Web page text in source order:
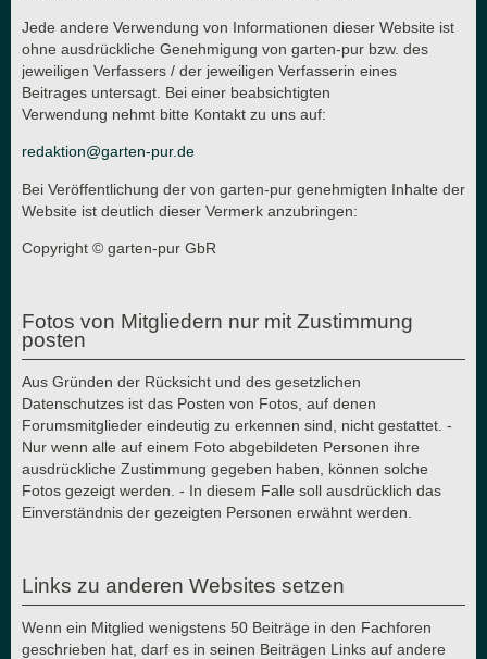
Jede andere Verwendung von Informationen dieser Website ist
ohne ausdrückliche Genehmigung von garten-pur bzw. des
jeweiligen Verfassers / der jeweiligen Verfasserin eines
Beitrages untersagt. Bei einer beabsichtigten
Verwendung nehmt bitte Kontakt zu uns auf:
redaktion@garten-pur.de
Bei Veröffentlichung der von garten-pur genehmigten Inhalte der
Website ist deutlich dieser Vermerk anzubringen:
Copyright © garten-pur GbR
Fotos von Mitgliedern nur mit Zustimmung
posten
Aus Gründen der Rücksicht und des gesetzlichen
Datenschutzes ist das Posten von Fotos, auf denen
Forumsmitglieder eindeutig zu erkennen sind, nicht gestattet. -
Nur wenn alle auf einem Foto abgebildeten Personen ihre
ausdrückliche Zustimmung gegeben haben, können solche
Fotos gezeigt werden. - In diesem Falle soll ausdrücklich das
Einverständnis der gezeigten Personen erwähnt werden.
Links zu anderen Websites setzen
Wenn ein Mitglied wenigstens 50 Beiträge in den Fachforen
geschrieben hat, darf es in seinen Beiträgen Links auf andere